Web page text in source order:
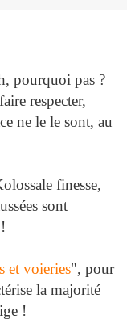
pourquoi pas ?
respecter,
ne le le sont, au
finesse,
sont
et voieries", pour
la majorité
!